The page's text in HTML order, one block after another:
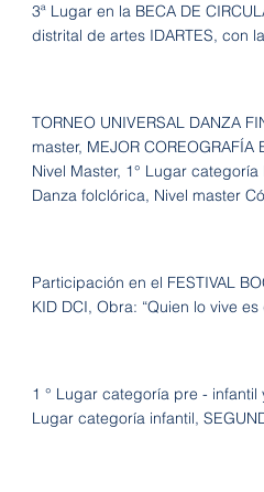
3ª Lugar en la BECA DE
distrital de artes IDARTES, con
TORNEO UNIVERSAL DANZA
master, MEJOR
Nivel Master, 1° Lugar
Danza folclórica, Nivel master
Participación en el FESTIVAL
KID DCI, Obra: “Quien lo vive
1 ° Lugar categoría pre - infantil
Lugar categoría infantil,